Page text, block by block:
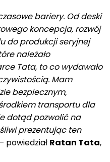
bariery. Od deski
koncepcja, rozwój
do produkcji seryjnej
należało
Tata, to co wydawało
Mam
bezpiecznym,
transportu dla
dotąd pozwolić na
prezentując ten
powiedział Ratan Tata,